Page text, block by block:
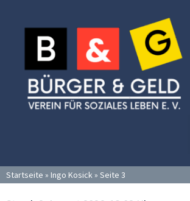
Inhalt
springen
Startseite » Ingo Kosick » Seite 3